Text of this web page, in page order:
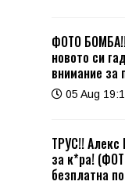
ФОТО
новото си
внимание за
05 Aug
ТРУС!! Алекс
за к*ра!
безплатна